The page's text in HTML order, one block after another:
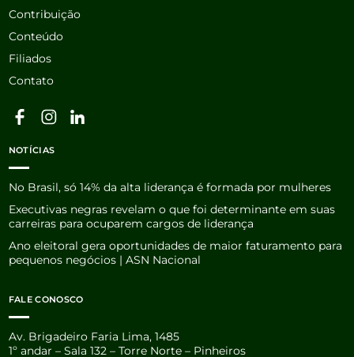
Contribuição
Conteúdo
Filiados
Contato
NOTÍCIAS
No Brasil, só 14% da alta liderança é formada por mulheres
Executivas negras revelam o que foi determinante em suas
carreiras para ocuparem cargos de liderança
Ano eleitoral gera oportunidades de maior faturamento para
pequenos negócios | ASN Nacional
FALE CONOSCO
Av. Brigadeiro Faria Lima, 1485
1º andar – Sala 132 – Torre Norte – Pinheiros